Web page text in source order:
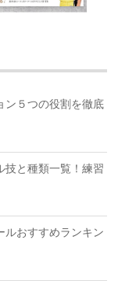
ン５つの役割を徹底
技と種類一覧！練習
ルおすすめランキン